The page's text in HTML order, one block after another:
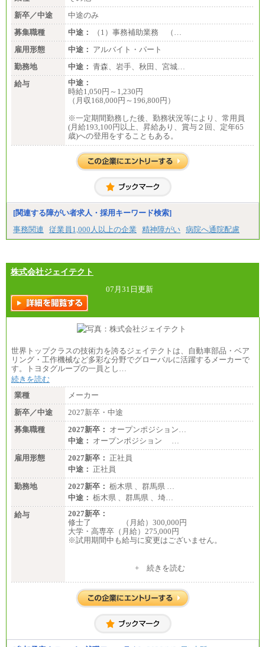
新卒／中途
中途のみ
募集職種
中途：
（1）事務補助業務 （…
雇用形態
中途： アルバイト・パート
勤務地
中途： 青森、岩手、秋田、宮城…
給与
中途：
時給1,050円～1,230円
（月収168,000円～196,800円）
※一定期間勤務した後、勤務状況等により、常用員
(月給193,100円以上、昇給あり、賞与２回、定年65
歳)への登用をすることもある。
[関連する障がい者求人・採用キーワード検索]
事務関連
従業員1,000人以上の企業 精神障がい 病院へ通院配慮
株式会社ジェイテクト
07月31日更新
世界トップクラスの技術力を誇るジェイテクトは、自動車部品・ベア
リング・工作機械など多彩な分野でグローバルに活躍するメーカーで
す。トヨタグループの一員とし…
続きを読む
業種
メーカー
新卒／中途
2027新卒・中途
募集職種
2027新卒： オープンポジション…
中途： オープンポジション …
雇用形態
2027新卒： 正社員
中途： 正社員
勤務地
2027新卒： 栃木県 、群馬県 …
中途： 栃木県 、群馬県 、埼…
給与
2027新卒：
修士了 （月給）300,000円
大学・高専卒（月給）275,000円
※試用期間中も給与に変更はございません。
大学・高専卒（月給）275,000円
※試用期間中も給与に変更はございません。
+ 続きを読む